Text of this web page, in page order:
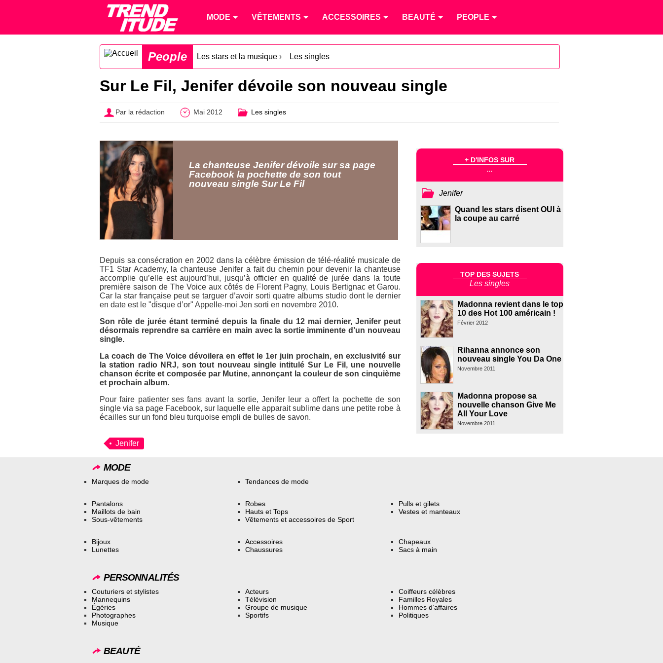
MODE VÊTEMENTS ACCESSOIRES BEAUTÉ PEOPLE
People Les stars et la musique › Les singles
Sur Le Fil, Jenifer dévoile son nouveau single
Par la rédaction Mai 2012 Les singles
La chanteuse Jenifer dévoile sur sa page
Facebook la pochette de son tout
nouveau single Sur Le Fil
Depuis sa consécration en 2002 dans la célèbre émission de télé-réalité musicale de
TF1 Star Academy, la chanteuse Jenifer a fait du chemin pour devenir la chanteuse
accomplie qu’elle est aujourd’hui, jusqu’à officier en qualité de jurée dans la toute
première saison de The Voiceaux côtés de Florent Pagny, Louis Bertignac et Garou.
Car la star française peut se targuer d’avoir sorti quatre albums studio dont le dernier
en date est le "disque d’or" Appelle-moi Jen sorti en novembre 2010.
Son rôle de jurée étant terminé depuis la finale du 12 mai dernier, Jenifer peut
désormais reprendre sa carrière en main avec la sortie imminente d’un nouveau
single.
La coach de The Voicedévoilera en effet le 1er juin prochain, en exclusivité sur
la station radio NRJ, son tout nouveau single intitulé Sur Le Fil , une nouvelle
chanson écrite et composée par Mutine, annonçant la couleur de son cinquième
et prochain album.
Pour faire patienter ses fans avant la sortie, Jenifer leur a offert la pochette de son
single via sa page Facebook, sur laquelle elle apparait sublime dans une petite robe à
écailles sur un fond bleu turquoise empli de bulles de savon.
Jenifer
+ D'INFOS SUR
...
Jenifer
Quand les stars disent OUI à
la coupe au carré
TOP DES SUJETS
Les singles
Madonna revient dans le top
10 des Hot 100 américain !
Février 2012
Rihanna annonce son
nouveau single You Da One
Novembre 2011
Madonna propose sa
nouvelle chanson Give Me
All Your Love
Novembre 2011
MODE
Marques de mode Tendances de mode
Pantalons
Maillots de bain
Sous-vêtements
Robes
Hauts et Tops
Vêtements et accessoires de Sport
Pulls et gilets
Vestes et manteaux
Bijoux
Lunettes
Accessoires
Chaussures
Chapeaux
Sacs à main
PERSONNALITÉS
Couturiers et stylistes
Mannequins
Égéries
Photographes
Musique
Acteurs
Télévision
Groupe de musique
Sportifs
Coiffeurs célèbres
Familles Royales
Hommes d’affaires
Politiques
BEAUTÉ